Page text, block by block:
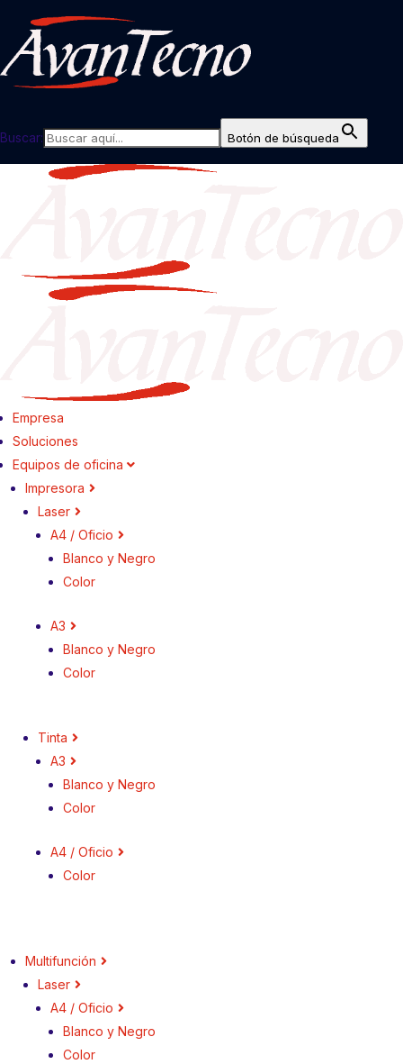
Buscar: Botón de búsqueda
Empresa
Soluciones
Equipos de oficina
Impresora
Laser
A4 / Oficio
Blanco y Negro
Color
A3
Blanco y Negro
Color
Tinta
A3
Blanco y Negro
Color
A4 / Oficio
Color
Multifunción
Laser
A4 / Oficio
Blanco y Negro
Color